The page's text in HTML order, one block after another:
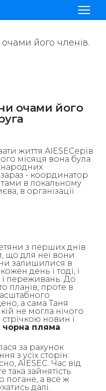
очами його
життя AIESECерів
місяця вона була
- координатор
в локальному
в організації
з перших днів
що для неї вони
залишилися в
день і тоді, і
переживань. До
планів, проте в
а сама Таня
не могла нічого
новин і
чорна пляма.
за рахунок
з усіх сторін:
AIESEC. Час від
така зайнятість
погане, а все ж
далі.